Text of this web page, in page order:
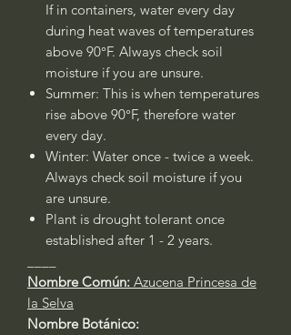
If in containers, water every day
during heat waves of temperatures
above 90°F. Always check soil
moisture if you are unsure.
Summer: This is when temperatures
rise above 90°F, therefore water
every day.
Winter: Water once - twice a week.
Always check soil moisture if you
are unsure.
Plant is drought tolerant once
established after 1 - 2 years.
Nombre Común: Azucena Princesa de
la Selva
Nombre Botánico: